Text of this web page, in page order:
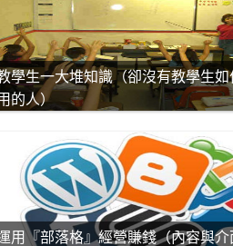
學生一大堆知識（卻沒有教學生
的人）
用『部落格』經營賺錢（內容與